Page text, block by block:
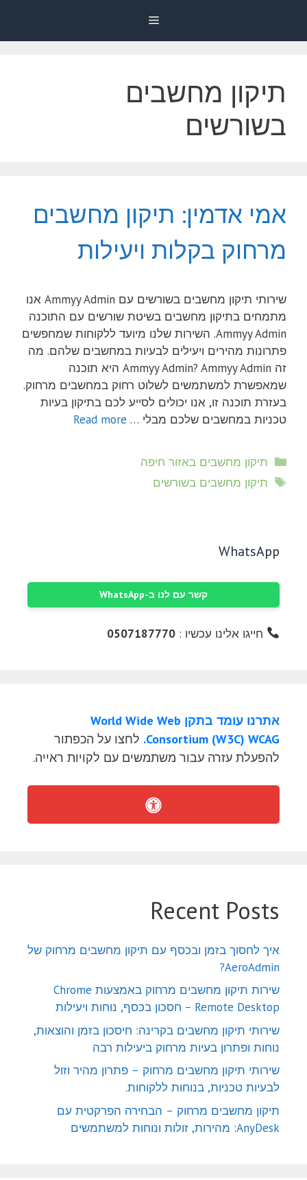
Menu
תיקון מחשבים
בשורשים
אמי אדמין: תיקון מחשבים
מרחוק בקלות ויעילות
שירותי תיקון מחשבים בשורשים עם Ammyy Admin אנו
מתמחים בתיקון מחשבים בשיטת שורשים עם התוכנה
Ammyy Admin. השירות שלנו מיועד ללקוחות שמחפשים
פתרונות מהירים ויעילים לבעיות במחשבים שלהם. מה
זה Ammyy Admin? Ammyy Admin היא תוכנה
שמאפשרת למשתמשים לשלוט רחוק במחשבים מרחוק.
בעזרת תוכנה זו, אנו יכולים לסייע לכם בתיקון בעיות
טכניות במחשבים שלכם מבלי … Read more
קטגוריות
תיקון מחשבים באזור חיפה
תגיות
תיקון מחשבים בשורשים
WhatsApp
קשר עם לנו ב-WhatsApp
חייגו אלינו עכשיו :0507187770
אתרנו עומד בתקן World Wide Web
Consortium (W3C) WCAG. לחצו על הכפתור
להפעלת עזרה עבור משתמשים עם לקויות ראייה.
Recent Posts
איך לחסוך בזמן ובכסף עם תיקון מחשבים מרחוק של
AeroAdmin?
שירות תיקון מחשבים מרחוק באמצעות Chrome
Remote Desktop – חסכון בכסף, נוחות ויעילות
שירותי תיקון מחשבים בקרינה: חיסכון בזמן והוצאות,
נוחות ופתרון בעיות מרחוק ביעילות רבה
שירותי תיקון מחשבים מרחוק – פתרון מהיר וזול
לבעיות טכניות, בנוחות ללקוחות.
תיקון מחשבים מרחוק – הבחירה הפרקטית עם
AnyDesk: מהירות, זולות ונוחות למשתמשים